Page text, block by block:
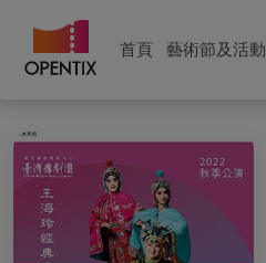
首頁 藝術節及活動